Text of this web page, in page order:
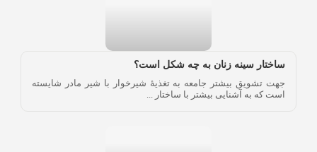
ساختار سینه زنان به چه شکل است؟
جهت تشویق بیشتر جامعه به تغذیۀ شیرخوار با شیر مادر شایسته
است که به آشنایی بیشتر با ساختار ...